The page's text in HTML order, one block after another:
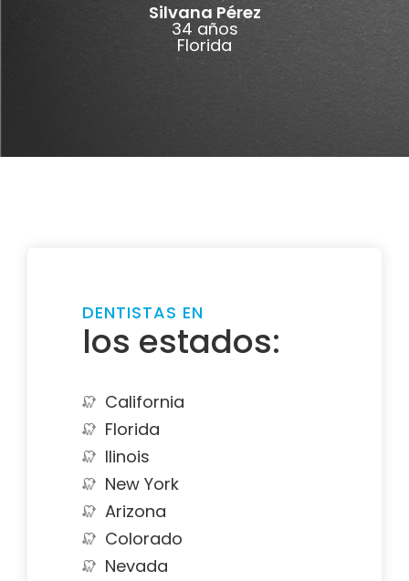
Silvana Pérez
34 años
Florida
DENTISTAS EN
los estados:
California
Florida
Ilinois
New York
Arizona
Colorado
Nevada